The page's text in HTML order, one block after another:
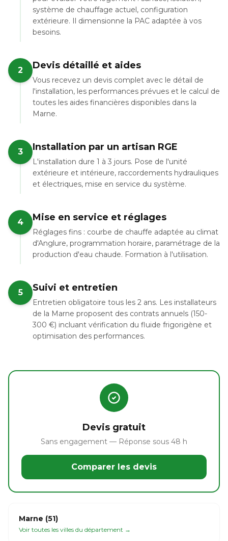
système de chauffage actuel, configuration
extérieure. Il dimensionne la PAC adaptée à vos
besoins.
2 Devis détaillé et aides
Vous recevez un devis complet avec le détail de
l'installation, les performances prévues et le calcul de
toutes les aides financières disponibles dans la
Marne.
3 Installation par un artisan RGE
L'installation dure 1 à 3 jours. Pose de l'unité
extérieure et intérieure, raccordements hydrauliques
et électriques, mise en service du système.
4 Mise en service et réglages
Réglages fins : courbe de chauffe adaptée au climat
d'Anglure, programmation horaire, paramétrage de la
production d'eau chaude. Formation à l'utilisation.
5 Suivi et entretien
Entretien obligatoire tous les 2 ans. Les installateurs
de la Marne proposent des contrats annuels (150-
300 €) incluant vérification du fluide frigorigène et
optimisation des performances.
Devis gratuit
Sans engagement — Réponse sous 48 h
Comparer les devis
Marne (51)
Voir toutes les villes du département →